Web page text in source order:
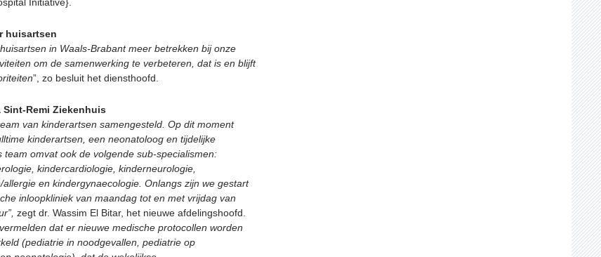
huisartsen
in Waals-Brabant meer betrekken bij onze
om de samenwerking te verbeteren, dat is en blijft
”, zo besluit het diensthoofd.
Sint-Remi Ziekenhuis
van kinderartsen samengesteld. Op dit moment
kinderartsen, een neonatoloog en tijdelijke
team omvat ook de volgende sub-specialismen:
kindercardiologie, kinderneurologie,
en kindergynaecologie. Onlangs zijn we gestart
inloopkliniek van maandag tot en met vrijdag van
zegt dr. Wassim El Bitar, het nieuwe afdelingshoofd.
dat er nieuwe medische protocollen worden
(pediatrie in noodgevallen, pediatrie op